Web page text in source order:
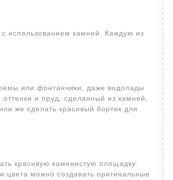
использованием камней. Каждую из
или фонтанчики, даже водопады
и пруд, сделанный из камней,
же сделать красивый бортик для
красивую каменистую площадку.
можно создавать оригинальные